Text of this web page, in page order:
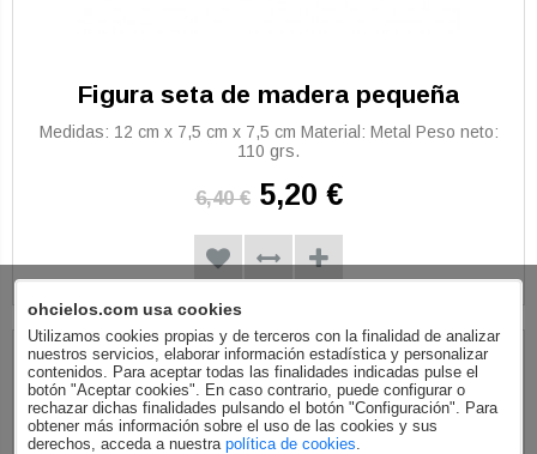
Figura seta de madera pequeña
Medidas: 12 cm x 7,5 cm x 7,5 cm Material: Metal Peso neto:
110 grs.
6,40 € 5,20 €
ohcielos.com usa cookies
Utilizamos cookies propias y de terceros con la finalidad de analizar
nuestros servicios, elaborar información estadística y personalizar
contenidos. Para aceptar todas las finalidades indicadas pulse el
botón "Aceptar cookies". En caso contrario, puede configurar o
rechazar dichas finalidades pulsando el botón "Configuración". Para
obtener más información sobre el uso de las cookies y sus
derechos, acceda a nuestra política de cookies.